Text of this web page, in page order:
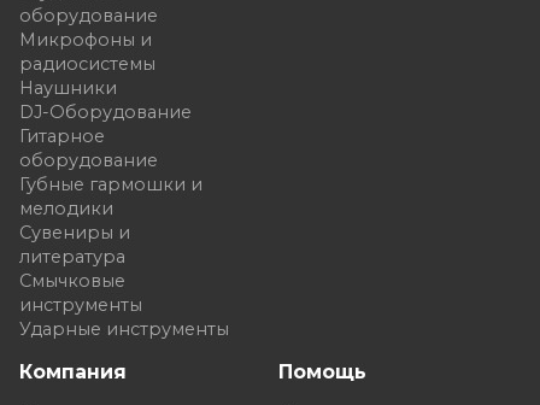
оборудование
Микрофоны и
радиосистемы
Наушники
DJ-Оборудование
Гитарное
оборудование
Губные гармошки и
мелодики
Сувениры и
литература
Смычковые
инструменты
Ударные инструменты
Компания Помощь